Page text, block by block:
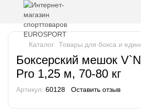
Каталог Товары для бокса и
Боксерский мешок
Pro 1,25 м, 70-80 кг
Артикул: 60128 Оставить отзыв